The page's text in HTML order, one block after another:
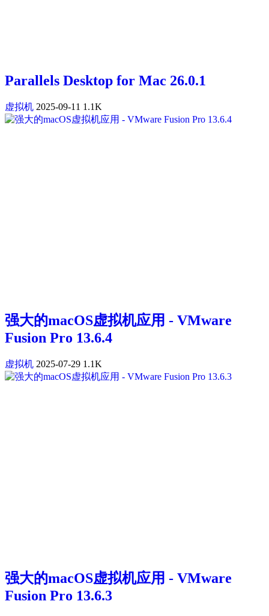
Parallels Desktop for Mac 26.0.1
虚拟机 2025-09-11 1.1K
强大的macOS虚拟机应用 - VMware
Fusion Pro 13.6.4
虚拟机 2025-07-29 1.1K
强大的macOS虚拟机应用 - VMware
Fusion Pro 13.6.3